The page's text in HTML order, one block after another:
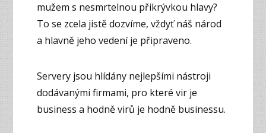
mužem s nesmrtelnou přikrývkou hlavy?
To se zcela jistě dozvíme, vždyť náš národ
a hlavně jeho vedení je připraveno.
Servery jsou hlídány nejlepšími nástroji
dodávanými firmami, pro které vir je
business a hodně virů je hodně businessu.